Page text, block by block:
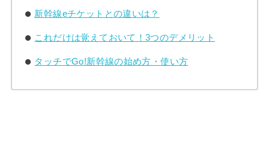
新幹線eチケットとの違いは？
これだけは覚えておいて！3つのデメリット
タッチでGo!新幹線の始め方・使い方